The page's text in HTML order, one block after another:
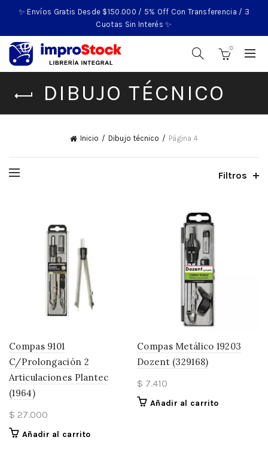
✨ Envíos Gratis Desde $150.000 / 5% Off Con Transferencia / 3
Cuotas Sin Interés ✨
0
DIBUJO TÉCNICO
Inicio Dibujo técnico Página 4
Filtros
Compas 9101
C/Prolongación 2
Articulaciones Plantec
(1964)
$ 27.000
Añadir al carrito
Compas Metálico 19203
Dozent (329168)
$ 7.410
Añadir al carrito